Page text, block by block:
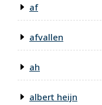
af
afvallen
ah
albert heijn